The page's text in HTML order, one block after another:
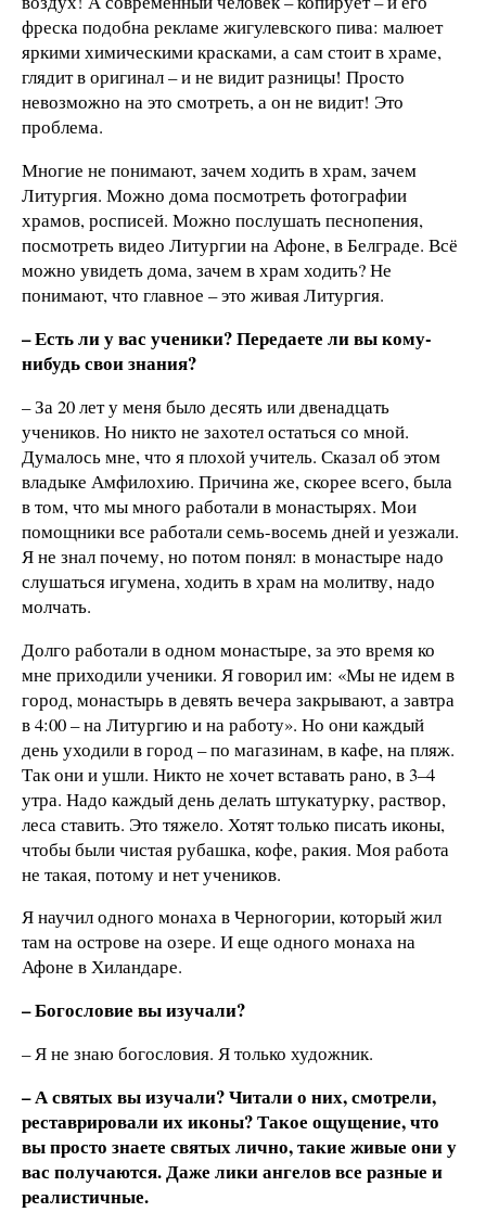
фреска подобна рекламе жигулевского пива: малюет
яркими химическими красками, а сам стоит в храме,
глядит в оригинал – и не видит разницы! Просто
невозможно на это смотреть, а он не видит! Это
проблема.
Многие не понимают, зачем ходить в храм, зачем
Литургия. Можно дома посмотреть фотографии
храмов, росписей. Можно послушать песнопения,
посмотреть видео Литургии на Афоне, в Белграде. Всё
можно увидеть дома, зачем в храм ходить? Не
понимают, что главное – это живая Литургия.
– Есть ли у вас ученики? Передаете ли вы кому-
нибудь свои знания?
– За 20 лет у меня было десять или двенадцать
учеников. Но никто не захотел остаться со мной.
Думалось мне, что я плохой учитель. Сказал об этом
владыке Амфилохию. Причина же, скорее всего, была
в том, что мы много работали в монастырях. Мои
помощники все работали семь-восемь дней и уезжали.
Я не знал почему, но потом понял: в монастыре надо
слушаться игумена, ходить в храм на молитву, надо
молчать.
Долго работали в одном монастыре, за это время ко
мне приходили ученики. Я говорил им: «Мы не идем в
город, монастырь в девять вечера закрывают, а завтра
в 4:00 – на Литургию и на работу». Но они каждый
день уходили в город – по магазинам, в кафе, на пляж.
Так они и ушли. Никто не хочет вставать рано, в 3–4
утра. Надо каждый день делать штукатурку, раствор,
леса ставить. Это тяжело. Хотят только писать иконы,
чтобы были чистая рубашка, кофе, ракия. Моя работа
не такая, потому и нет учеников.
Я научил одного монаха в Черногории, который жил
там на острове на озере. И еще одного монаха на
Афоне в Хиландаре.
– Богословие вы изучали?
– Я не знаю богословия. Я только художник.
– А святых вы изучали? Читали о них, смотрели,
реставрировали их иконы? Такое ощущение, что
вы просто знаете святых лично, такие живые они у
вас получаются. Даже лики ангелов все разные и
реалистичные.